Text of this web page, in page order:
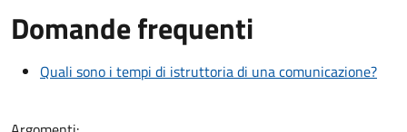
Domande frequenti
Quali sono i tempi di istruttoria di una comunicazione?